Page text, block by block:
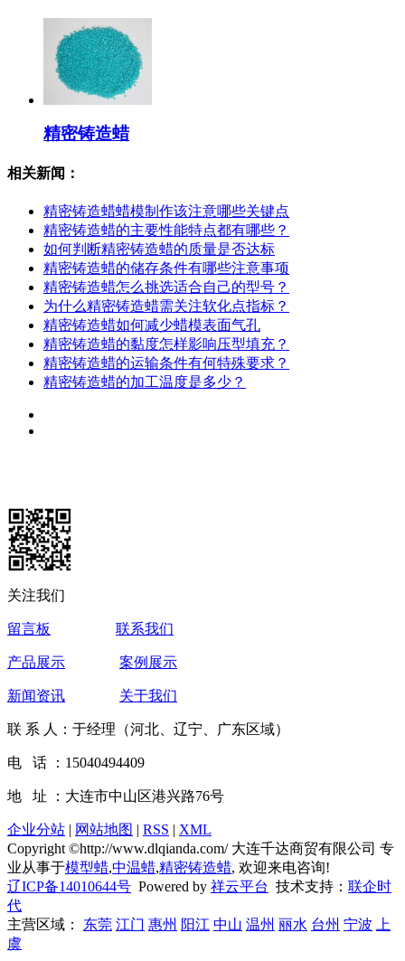
精密铸造蜡
相关新闻：
精密铸造蜡蜡模制作该注意哪些关键点
精密铸造蜡的主要性能特点都有哪些？
如何判断精密铸造蜡的质量是否达标
精密铸造蜡的储存条件有哪些注意事项
精密铸造蜡怎么挑选适合自己的型号？
为什么精密铸造蜡需关注软化点指标？
精密铸造蜡如何减少蜡模表面气孔
精密铸造蜡的黏度怎样影响压型填充？
精密铸造蜡的运输条件有何特殊要求？
精密铸造蜡的加工温度是多少？
关注我们
留言板 联系我们
产品展示 案例展示
新闻资讯 关于我们
联 系 人：于经理（河北、辽宁、广东区域）
电 话 ：15040494409
地 址 ：大连市中山区港兴路76号
企业分站 | 网站地图 | RSS | XML
Copyright ©http://www.dlqianda.com/ 大连千达商贸有限公司 专
业从事于模型蜡,中温蜡,精密铸造蜡, 欢迎来电咨询!
辽ICP备14010644号 Powered by 祥云平台 技术支持： 联企时
代
主营区域： 东莞 江门 惠州 阳江 中山 温州 丽水 台州 宁波
上
虞